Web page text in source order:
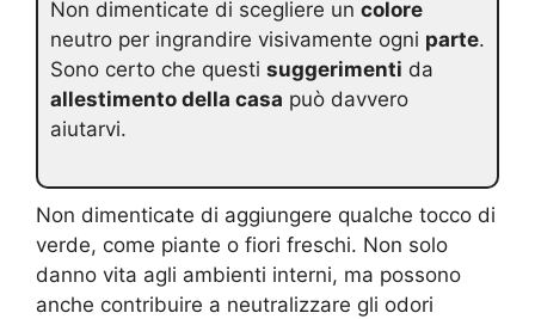
Non dimenticate di scegliere un colore
neutro per ingrandire visivamente ogni parte.
Sono certo che questi suggerimenti da
allestimento della casa può davvero
aiutarvi.
Non dimenticate di aggiungere qualche tocco di
verde, come piante o fiori freschi. Non solo
danno vita agli ambienti interni, ma possono
anche contribuire a neutralizzare gli odori